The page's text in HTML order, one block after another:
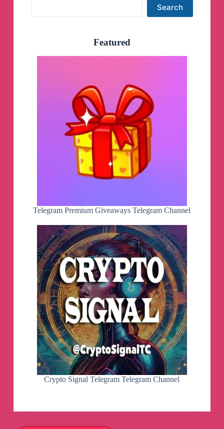
Search
Featured
Telegram Premium Giveaways Telegram Channel
Crypto Signal Telegram Telegram Channel